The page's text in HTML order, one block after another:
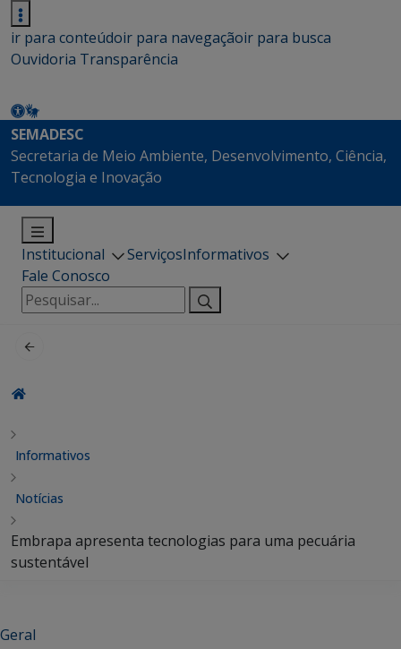
ir para conteúdoir para navegaçãoir para busca
Ouvidoria Transparência
SEMADESC
Secretaria de Meio Ambiente, Desenvolvimento, Ciência,
Tecnologia e Inovação
Institucional ServiçosInformativos
Fale Conosco
Pesquisar
por:
Informativos
Notícias
Embrapa apresenta tecnologias para uma pecuária
sustentável
Geral